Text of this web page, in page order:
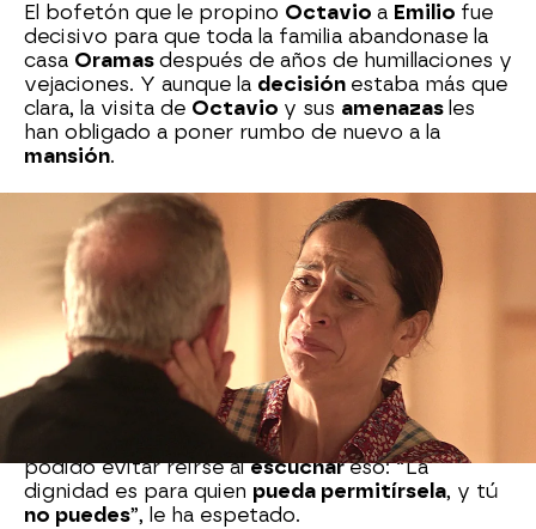
El bofetón que le propino Octavio a Emilio fue
decisivo para que toda la familia abandonase la
casa Oramas después de años de humillaciones y
vejaciones. Y aunque la decisión estaba más que
clara, la visita de Octavio y sus amenazas les
han obligado a poner rumbo de nuevo a la
mansión.
empresario se ha presentado en la
nueva
casade la y ha pedido aEmilio
reunirse
con él para que vuelva a la casa: “Es una lástima
tirarlo todo por tierra por unachorrada
”, le ha
argumentado quitando importancia a lo
ocurrido.
Emilio
se ha llenado de ira al escucharlo, y le ha
sido franco: no volverá a la casa: “No es
”. Sin embargo, Octavio no ha
podido evitar reírse alescuchareso: “La
dignidad es para quien pueda permitírsela, y tú
no puedes”, le ha espetado.